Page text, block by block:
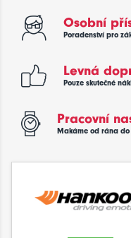
Osobní
Poradenství pro
Levná
Pouze skutečné
Pracovní
Makáme od rána do